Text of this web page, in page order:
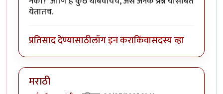
येतातच.
प्रतिसाद देण्यासाठीलॉग इन कराकिंवासदस्य व्हा
मराठी